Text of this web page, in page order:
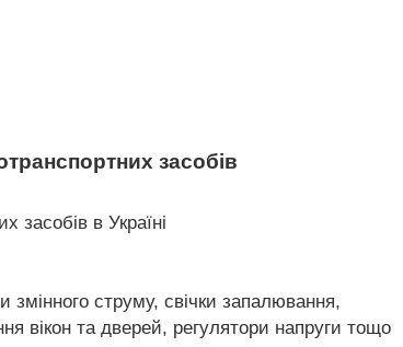
засобів
засобів в Україні
змінного струму, свічки запалювання,
вікон та дверей, регулятори напруги тощо